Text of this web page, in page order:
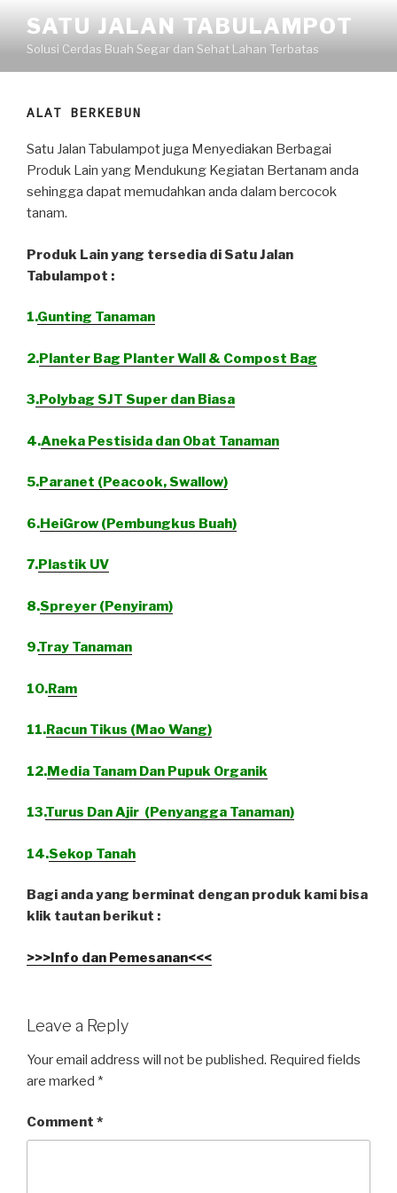
content
SATU JALAN TABULAMPOT
Solusi Cerdas Buah Segar dan Sehat Lahan Terbatas
ALAT BERKEBUN
Satu Jalan Tabulampot juga Menyediakan Berbagai
Produk Lain yang Mendukung Kegiatan Bertanam anda
sehingga dapat memudahkan anda dalam bercocok
tanam.
Produk Lain yang tersedia di Satu Jalan
Tabulampot :
1.Gunting Tanaman
2.Planter Bag Planter Wall & Compost Bag
3.Polybag SJT Super dan Biasa
4.Aneka Pestisida dan Obat Tanaman
5.Paranet (Peacook, Swallow)
6.HeiGrow (Pembungkus Buah)
7.Plastik UV
8.Spreyer (Penyiram)
9.Tray Tanaman
10.Ram
11.Racun Tikus (Mao Wang)
12.Media Tanam Dan Pupuk Organik
13.Turus Dan Ajir (Penyangga Tanaman)
14.Sekop Tanah
Bagi anda yang berminat dengan produk kami bisa
klik tautan berikut :
>>>Info dan Pemesanan<<<
Leave a Reply
Your email address will not be published. Required fields
are marked *
Comment *